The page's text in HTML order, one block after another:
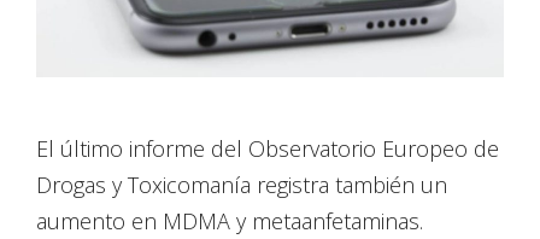
El último informe del Observatorio Europeo de
Drogas y Toxicomanía registra también un
aumento en MDMA y metaanfetaminas.